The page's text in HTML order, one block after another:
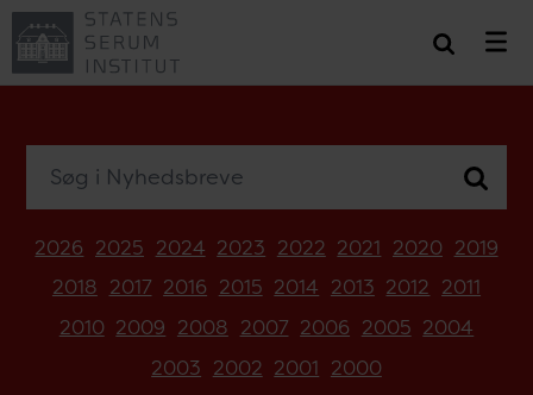
2026 2025 2024 2023 2022 2021 2020 2019
2018 2017 2016 2015 2014 2013 2012 2011
2010 2009 2008 2007 2006 2005 2004
2003 2002 2001 2000